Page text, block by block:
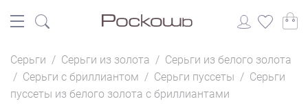
Серьги / Серьги из золота / Серьги из белого золота
/ Серьги с бриллиантом / Серьги пуссеты / Серьги
пуссеты из белого золота с бриллиантами